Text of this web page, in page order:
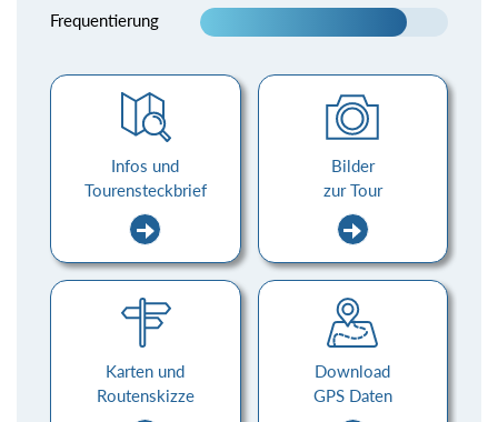
Frequentierung
Infos und
Tourensteckbrief
Bilder
zur Tour
Karten und
Routenskizze
Download
GPS Daten